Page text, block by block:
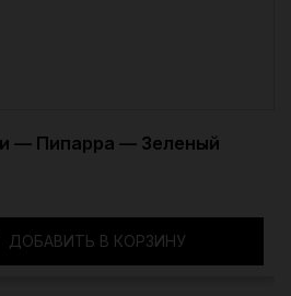
— Пипарра — Зеленый
ДОБАВИТЬ В КОРЗИНУ